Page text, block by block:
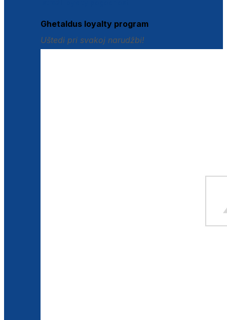
Ghetaldus loyalty program
Uštedi pri svakoj narudžbi!